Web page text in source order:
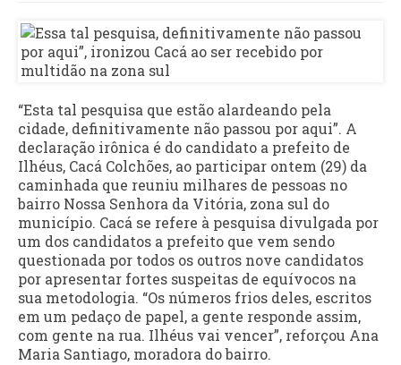
“Esta tal pesquisa que estão alardeando pela
cidade, definitivamente não passou por aqui”. A
declaração irônica é do candidato a prefeito de
Ilhéus, Cacá Colchões, ao participar ontem (29) da
caminhada que reuniu milhares de pessoas no
bairro Nossa Senhora da Vitória, zona sul do
município. Cacá se refere à pesquisa divulgada por
um dos candidatos a prefeito que vem sendo
questionada por todos os outros nove candidatos
por apresentar fortes suspeitas de equívocos na
sua metodologia. “Os números frios deles, escritos
em um pedaço de papel, a gente responde assim,
com gente na rua. Ilhéus vai vencer”, reforçou Ana
Maria Santiago, moradora do bairro.